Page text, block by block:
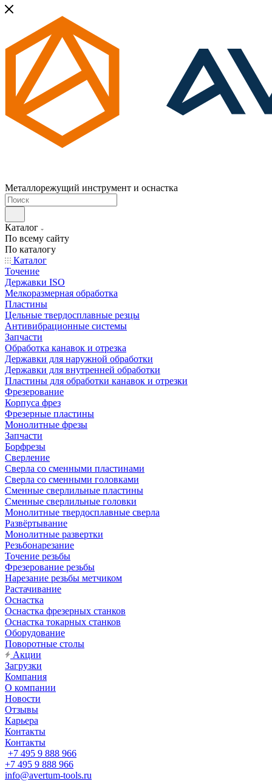
Металлорежущий инструмент и оснастка
Каталог
По всему сайту
По каталогу
Каталог
Точение
Державки ISO
Мелкоразмерная обработка
Пластины
Цельные твердосплавные резцы
Антивибрационные системы
Запчасти
Обработка канавок и отрезка
Державки для наружной обработки
Державки для внутренней обработки
Пластины для обработки канавок и отрезки
Фрезерование
Корпуса фрез
Фрезерные пластины
Монолитные фрезы
Запчасти
Борфрезы
Сверление
Сверла со сменными пластинами
Сверла со сменными головками
Сменные сверлильные пластины
Сменные сверлильные головки
Монолитные твердосплавные сверла
Развёртывание
Монолитные развертки
Резьбонарезание
Точение резьбы
Фрезерование резьбы
Нарезание резьбы метчиком
Растачивание
Оснастка
Оснастка фрезерных станков
Оснастка токарных станков
Оборудование
Поворотные столы
Акции
Загрузки
Компания
О компании
Новости
Отзывы
Карьера
Контакты
Контакты
+7 495 9 888 966
+7 495 9 888 966
info@avertum-tools.ru